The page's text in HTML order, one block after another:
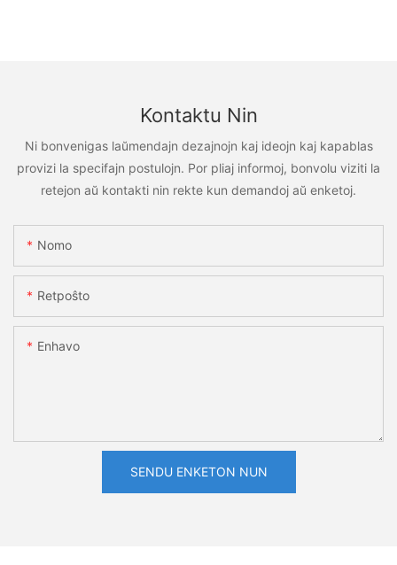
Kontaktu Nin
Ni bonvenigas laŭmendajn dezajnojn kaj ideojn kaj kapablas
provizi la specifajn postulojn. Por pliaj informoj, bonvolu viziti la
retejon aŭ kontakti nin rekte kun demandoj aŭ enketoj.
Nomo
Retpoŝto
Enhavo
SENDU ENKETON NUN